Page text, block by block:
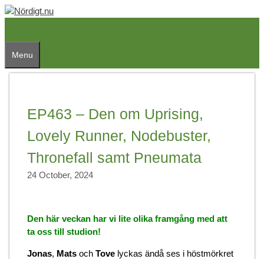
Skip
Menu
EP463 – Den om Uprising,
Lovely Runner, Nodebuster,
Thronefall samt Pneumata
24 October, 2024
Den här veckan har vi lite olika framgång med att
ta oss till studion!
Jonas, Mats och Tove lyckas ändå ses i höstmörkret